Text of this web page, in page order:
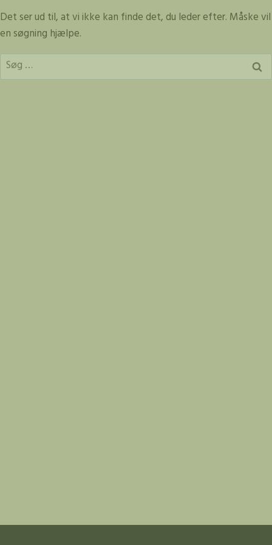
til
indhold
Det ser ud til, at vi ikke kan finde det, du leder efter. Måske vil
en søgning hjælpe.
Søg
efter: